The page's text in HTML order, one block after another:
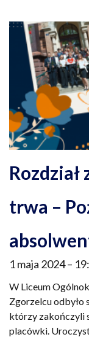
Rozdział
trwa –
1 maja 2024
W Liceum
Zgorzelcu odbyło
którzy zakończyli
placówki.